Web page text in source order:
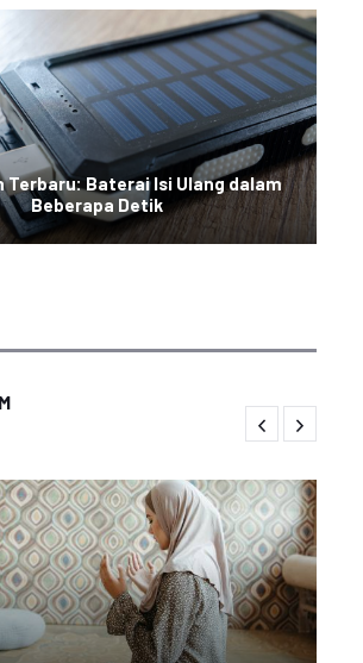
Terbaru: Baterai Isi Ulang dalam
Beberapa Detik